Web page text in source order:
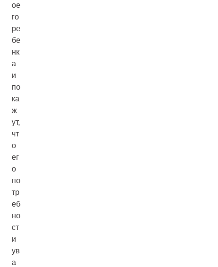
ое
го
ре
бе
нк
а
и
по
ка
ж
ут,
чт
о
ег
о
по
тр
еб
но
ст
и
ув
а